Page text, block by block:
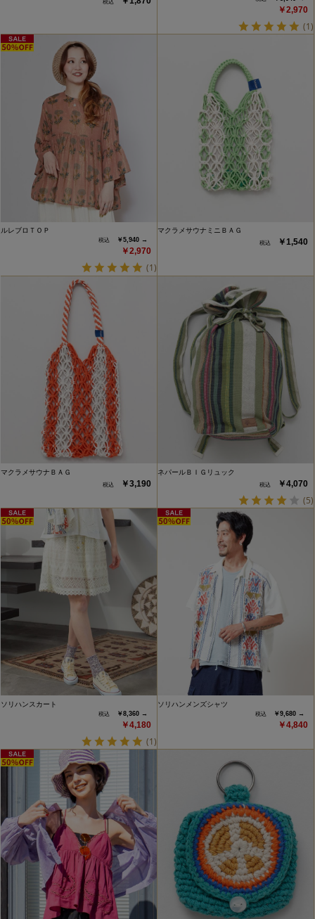
￥2,970
(1)
ルレブロＴＯＰ
￥5,940 →
￥2,970
(1)
マクラメサウナミニＢＡＧ
￥1,540
マクラメサウナＢＡＧ
￥3,190
ネパールＢＩＧリュック
￥4,070
(5)
ソリハンスカート
￥8,360 →
￥4,180
(1)
ソリハンメンズシャツ
￥9,680 →
￥4,840